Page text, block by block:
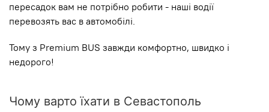
пересадок вам не потрібно робити - наші водії
перевозять вас в автомобілі.
Тому з Premium BUS завжди комфортно, швидко і
недорого!
Чому варто їхати в Севастополь